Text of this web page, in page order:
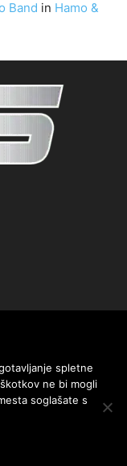
Band in Hamo &
spletne
ne bi mogli
soglašate s